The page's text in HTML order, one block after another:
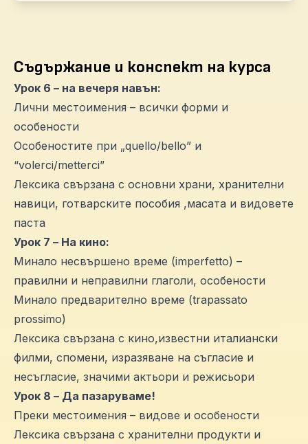
Съдържание и конспект на курса
Урок 6 – на вечеря навън:
Лични местоимения – всички форми и
особености
Особеностите при „quello/bello” и
“volerci/metterci”
Лексика свързана с основни храни, хранителни
навици, готварските пособия ,масата и видовете
паста
Урок 7 – На кино:
Минало несвършено време (imperfetto) –
правилни и неправилни глаголи, особености
Минало предварително време (trapassato
prossimo)
Лексика свързана с кино,известни италиански
филми, спомени, изразяване на съгласие и
несъгласие, значими актьори и режисьори
Урок 8 – Да пазаруваме!
Преки местоимения – видове и особености
Лексика свързана с хранителни продукти и